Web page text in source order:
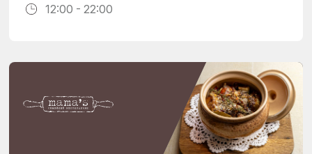
12:00 - 22:00